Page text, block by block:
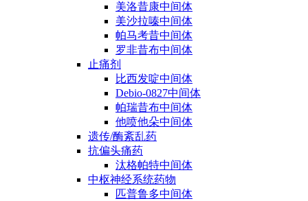
美洛昔康中间体
美沙拉嗪中间体
帕马考昔中间体
罗非昔布中间体
止痛剂
比西发啶中间体
Debio-0827中间体
帕瑞昔布中间体
他喷他朵中间体
遗传/酶紊乱药
抗偏头痛药
汰格帕特中间体
中枢神经系统药物
匹普鲁多中间体